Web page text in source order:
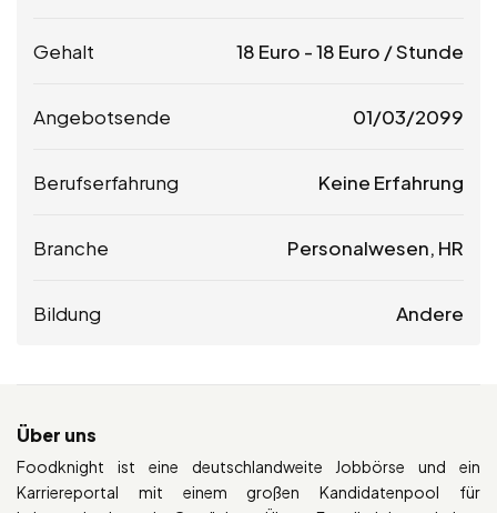
Gehalt 18 Euro -18 Euro / Stunde
Angebotsende 01/03/2099
Berufserfahrung Keine Erfahrung
Branche Personalwesen, HR
Bildung Andere
Über uns
Foodknight ist eine deutschlandweite Jobbörse und ein
Karriereportal mit einem großen Kandidatenpool für